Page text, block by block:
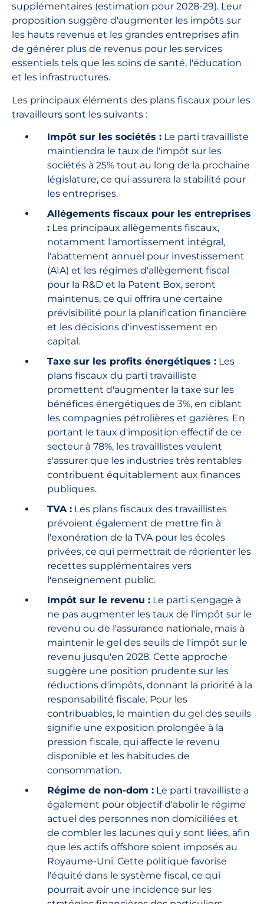
supplémentaires (estimation pour 2028-29). Leur
proposition suggère d'augmenter les impôts sur
les hauts revenus et les grandes entreprises afin
de générer plus de revenus pour les services
essentiels tels que les soins de santé, l'éducation
et les infrastructures.
Les principaux éléments des plans fiscaux pour les
travailleurs sont les suivants :
Impôt sur les sociétés : Le parti travailliste
maintiendra le taux de l'impôt sur les
sociétés à 25% tout au long de la prochaine
législature, ce qui assurera la stabilité pour
les entreprises.
Allégements fiscaux pour les entreprises
: Les principaux allègements fiscaux,
notamment l'amortissement intégral,
l'abattement annuel pour investissement
(AIA) et les régimes d'allègement fiscal
pour la R&D et la Patent Box, seront
maintenus, ce qui offrira une certaine
prévisibilité pour la planification financière
et les décisions d'investissement en
capital.
Taxe sur les profits énergétiques : Les
plans fiscaux du parti travailliste
promettent d'augmenter la taxe sur les
bénéfices énergétiques de 3%, en ciblant
les compagnies pétrolières et gazières. En
portant le taux d'imposition effectif de ce
secteur à 78%, les travaillistes veulent
s'assurer que les industries très rentables
contribuent équitablement aux finances
publiques.
TVA : Les plans fiscaux des travaillistes
prévoient également de mettre fin à
l'exonération de la TVA pour les écoles
privées, ce qui permettrait de réorienter les
recettes supplémentaires vers
l'enseignement public.
Impôt sur le revenu : Le parti s'engage à
ne pas augmenter les taux de l'impôt sur le
revenu ou de l'assurance nationale, mais à
maintenir le gel des seuils de l'impôt sur le
revenu jusqu'en 2028. Cette approche
suggère une position prudente sur les
réductions d'impôts, donnant la priorité à la
responsabilité fiscale. Pour les
contribuables, le maintien du gel des seuils
signifie une exposition prolongée à la
pression fiscale, qui affecte le revenu
disponible et les habitudes de
consommation.
Régime de non-dom : Le parti travailliste a
également pour objectif d'abolir le régime
actuel des personnes non domiciliées et
de combler les lacunes qui y sont liées, afin
que les actifs offshore soient imposés au
Royaume-Uni. Cette politique favorise
l'équité dans le système fiscal, ce qui
pourrait avoir une incidence sur les